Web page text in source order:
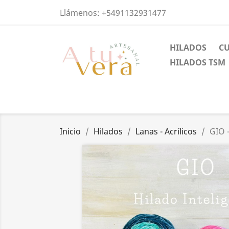
Llámenos: +5491132931477
HILADOS
HILADOS TSM
Inicio Hilados Lanas - Acrílicos GIO